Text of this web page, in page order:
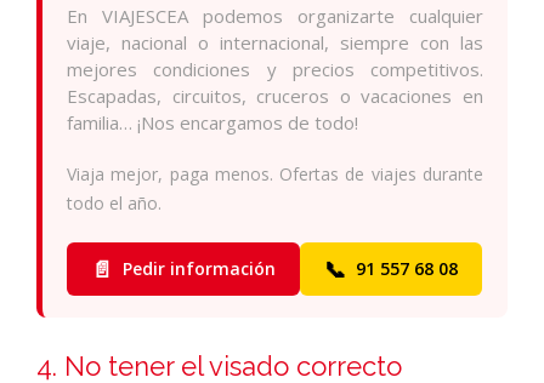
En VIAJESCEA podemos organizarte cualquier
viaje, nacional o internacional, siempre con las
mejores condiciones y precios competitivos.
Escapadas, circuitos, cruceros o vacaciones en
familia… ¡Nos encargamos de todo!
Viaja mejor, paga menos. Ofertas de viajes durante
todo el año.
📄 Pedir información 📞 91 557 68 08
4. No tener el visado correcto